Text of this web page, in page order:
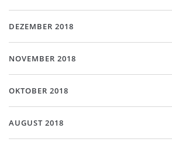
DEZEMBER 2018
NOVEMBER 2018
OKTOBER 2018
AUGUST 2018